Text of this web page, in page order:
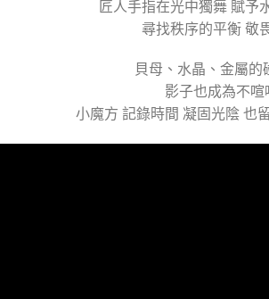
匠人手指在光中獨舞 賦予
尋找秩序的平衡 敬
貝母、水晶、金屬的
影子也成為不
小魔方 記錄時間 凝固光陰 也